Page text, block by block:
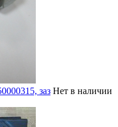
заз Нет в наличии